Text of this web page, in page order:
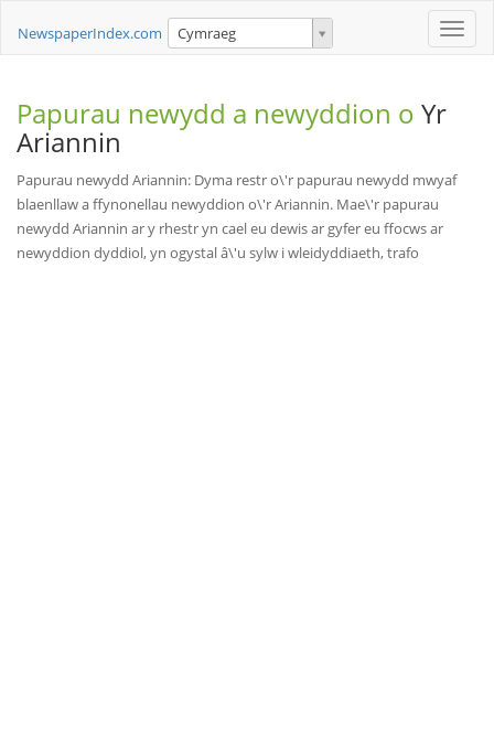
Toggle
NewspaperIndex.com Cymraeg
Papurau newydd a newyddion o Yr
Ariannin
Papurau newydd Ariannin: Dyma restr o\'r papurau newydd mwyaf
blaenllaw a ffynonellau newyddion o\'r Ariannin. Mae\'r papurau
newydd Ariannin ar y rhestr yn cael eu dewis ar gyfer eu ffocws ar
newyddion dyddiol, yn ogystal â\'u sylw i wleidyddiaeth, trafo